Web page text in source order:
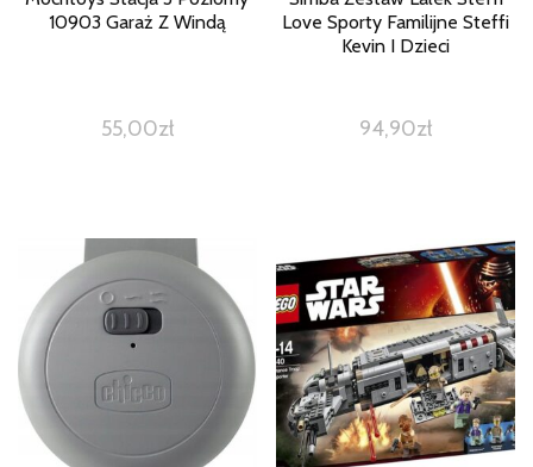
10903 Garaż Z Windą
55,00zł
Love Sporty Familijne Steffi
Kevin I Dzieci
94,90zł